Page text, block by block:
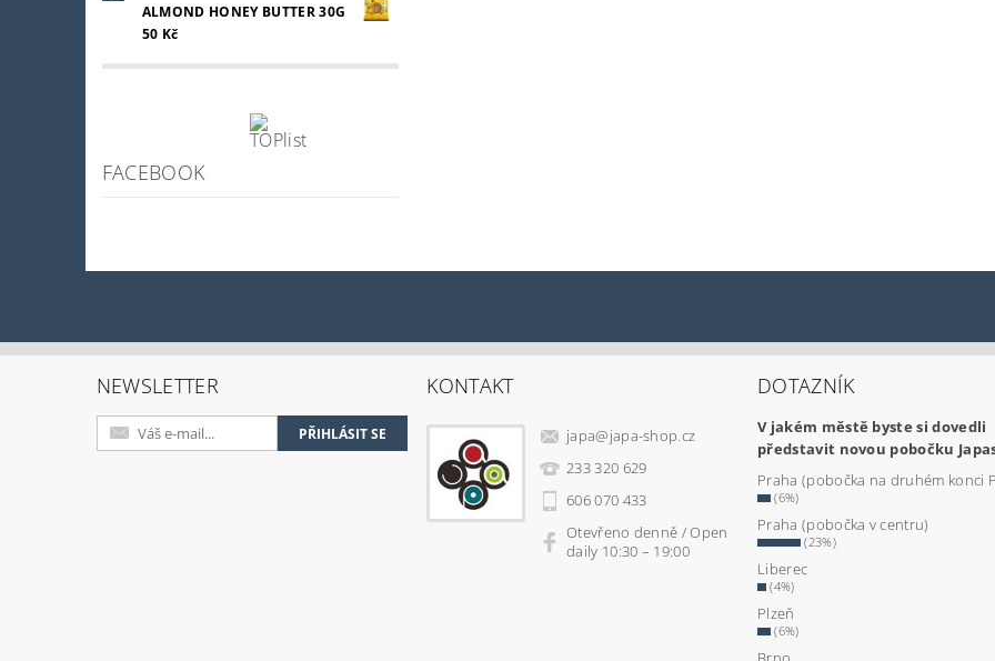
ALMOND HONEY BUTTER 30G
50 Kč
FACEBOOK
NEWSLETTER KONTAKT
japa@japa-shop.cz
233 320 629
606 070 433
Otevřeno denně / Open
daily 10:30 – 19:00
DOTAZNÍK
V jakém městě byste si dovedli
představit novou pobočku
Praha (pobočka na druhém konci
(6%)
Praha (pobočka v centru)
(23%)
Liberec
(4%)
Plzeň
(6%)